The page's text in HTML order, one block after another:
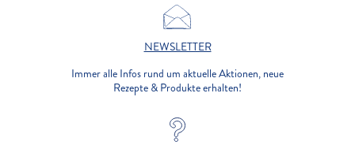
NEWSLETTER
Immer alle Infos rund um aktuelle Aktionen, neue
Rezepte & Produkte erhalten!